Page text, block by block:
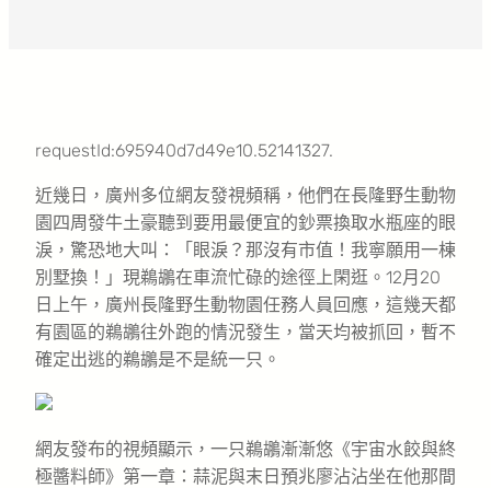
requestId:695940d7d49e10.52141327.
近幾日，廣州多位網友發視頻稱，他們在長隆野生動物
園四周發牛土豪聽到要用最便宜的鈔票換取水瓶座的眼
淚，驚恐地大叫：「眼淚？那沒有市值！我寧願用一棟
別墅換！」現鵜鶘在車流忙碌的途徑上閑逛。12月20
日上午，廣州長隆野生動物園任務人員回應，這幾天都
有園區的鵜鶘往外跑的情況發生，當天均被抓回，暫不
確定出逃的鵜鶘是不是統一只。
網友發布的視頻顯示，一只鵜鶘漸漸悠《宇宙水餃與終
極醬料師》第一章：蒜泥與末日預兆廖沾沾坐在他那間